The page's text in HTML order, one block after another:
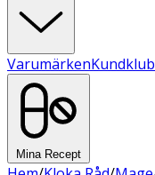
Varumärken
Mina Recept